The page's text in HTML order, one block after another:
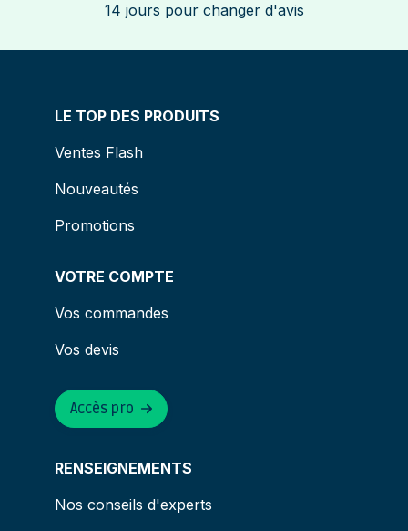
14 jours pour changer d'avis
LE TOP DES PRODUITS
Ventes Flash
Nouveautés
Promotions
VOTRE COMPTE
Vos commandes
Vos devis
RENSEIGNEMENTS
Nos conseils d'experts
Accès pro